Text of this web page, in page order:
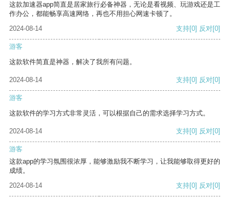
这款加速器app简直是居家旅行必备神器，无论是看视频、玩游戏还是工
作办公，都能畅享高速网络，再也不用担心网速卡顿了。
2024-08-14
支持[0] 反对[0]
游客
这款软件简直是神器，解决了我所有问题。
2024-08-14 支持[0] 反对[0]
游客
这款软件的学习方式非常灵活，可以根据自己的需求选择学习方式。
2024-08-14 支持[0] 反对[0]
游客
这款app的学习氛围很浓厚，能够激励我不断学习，让我能够取得更好的
成绩。
2024-08-14
支持[0] 反对[0]